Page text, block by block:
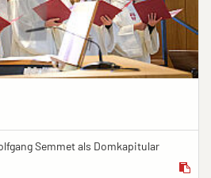
Semmet als Domkapitular